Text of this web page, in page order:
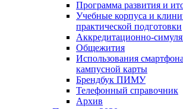
Программа развития и
Учебные корпуса и
практической подготовки
Аккредитационно-
Общежития
Использования
кампусной карты
Брендбук ПИМУ
Телефонный справочник
Архив